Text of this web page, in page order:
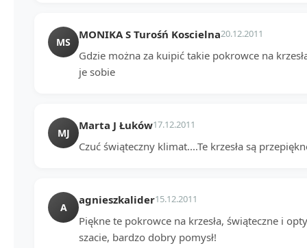
MS
MONIKA S Turośń Koscielna20.12.2011
Gdzie można za kuipić takie pokrowce na
je sobie
MJ
Marta J Łuków17.12.2011
Czuć świąteczny klimat....Te krzesła są
A
agnieszkalider15.12.2011
Piękne te pokrowce na krzesła, świąteczne i
szacie, bardzo dobry pomysł!